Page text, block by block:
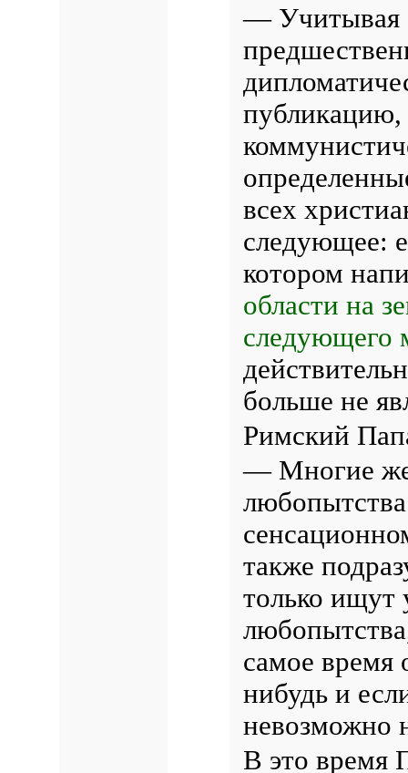
— Учитывая
всех
следующее:
котором
области на
следующего
больше не
Римский
— Многие
также
только ищут
самое время
нибудь и
невозможно
В это время